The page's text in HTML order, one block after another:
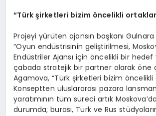
“Türk şirketleri bizim öncelikli
Projeyi yürüten ajansın başkanı
“Oyun endüstrisinin geliştirilmesi,
Endüstriler Ajansı için öncelikli bir
çabada stratejik bir partner olarak öne
Agamova, “Türk şirketleri bizim öncelikli
Konseptten uluslararası pazara
yaratımının tüm süreci artık
durumda; burası, Türk ve Rus